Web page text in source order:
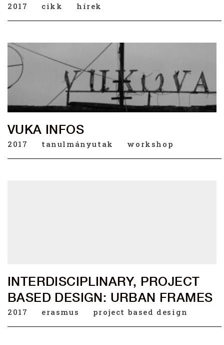
2017 cikk hírek
VUKA INFOS
2017 tanulmányutak workshop
INTERDISCIPLINARY, PROJECT
BASED DESIGN: URBAN FRAMES
2017 erasmus project based design